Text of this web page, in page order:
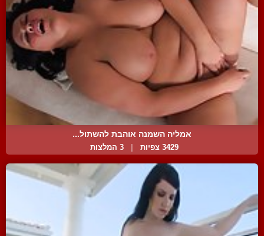
אמליה השמנה אוהבת להשתול...
3429 צפיות | 3 המלצות